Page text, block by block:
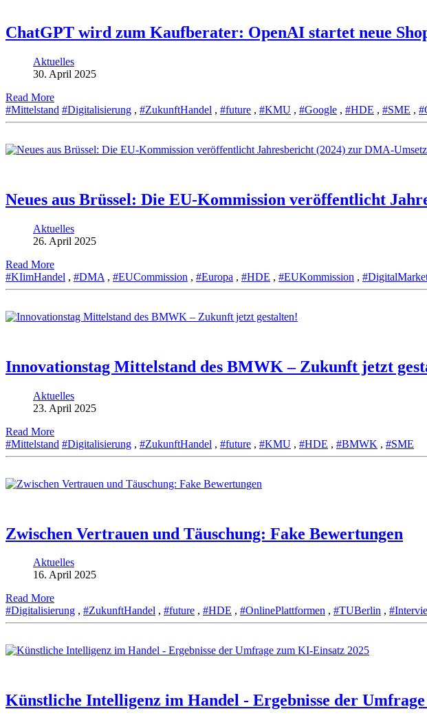
ChatGPT wird zum Kaufberater: OpenAI startet neue
Aktuelles
30. April 2025
Read More
#Mittelstand #Digitalisierung , #ZukunftHandel , #future , #KMU , #Google , #HDE , #SME ,
Neues aus Brüssel: Die EU-Kommission veröffentlicht
Aktuelles
26. April 2025
Read More
#KIimHandel , #DMA , #EUCommission , #Europa , #HDE , #EUKommission ,
Innovationstag Mittelstand des BMWK – Zukunft jetzt
Aktuelles
23. April 2025
Read More
#Mittelstand #Digitalisierung , #ZukunftHandel , #future , #KMU , #HDE , #BMWK , #SME
Zwischen Vertrauen und Täuschung: Fake Bewertungen
Aktuelles
16. April 2025
Read More
#Digitalisierung , #ZukunftHandel , #future , #HDE , #OnlinePlattformen , #TUBerlin ,
Künstliche Intelligenz im Handel - Ergebnisse der